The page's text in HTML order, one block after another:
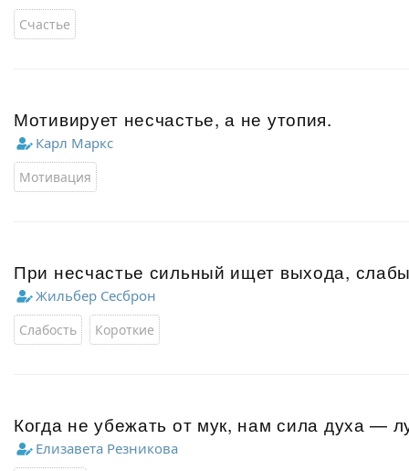
Счастье
Мотивирует несчастье, а не утопия.
Карл Маркс
Мотивация
При несчастье сильный ищет выхода,
Жильбер Сесброн
Слабость Короткие
Когда не убежать от мук, нам сила духа —
Елизавета Резникова